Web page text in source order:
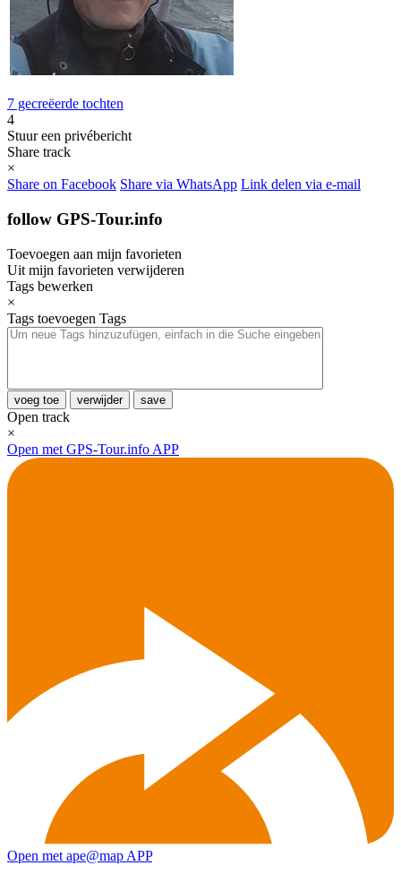
7 gecreëerde tochten
4
Stuur een privébericht
Share track
×
Share on Facebook Share via WhatsApp Link delen via e-mail
follow GPS-Tour.info
Toevoegen aan mijn favorieten
Uit mijn favorieten verwijderen
Tags bewerken
×
Tags toevoegen Tags
voeg toe verwijder save
Open track
×
Open met GPS-Tour.info APP
Open met ape@map APP